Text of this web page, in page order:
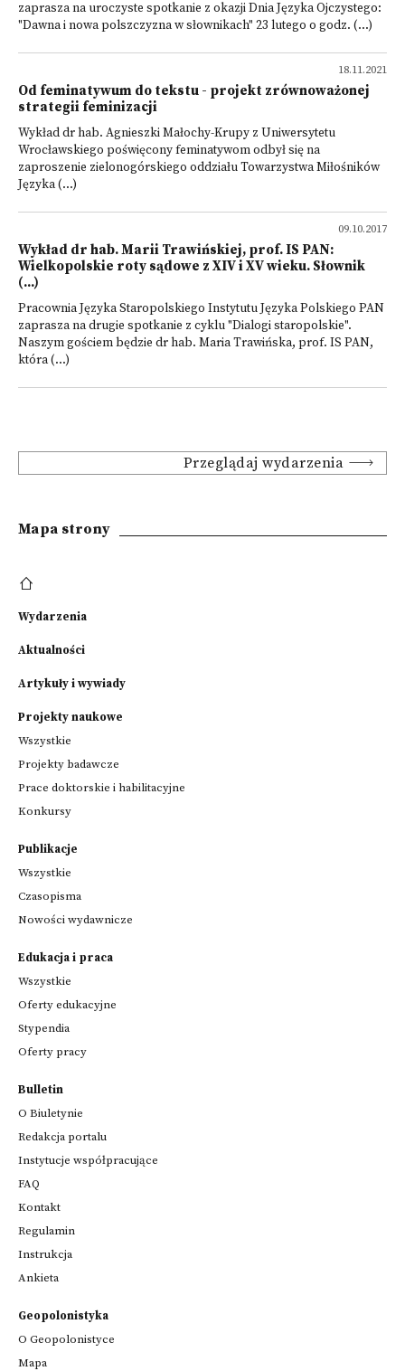
zaprasza na uroczyste spotkanie z okazji Dnia Języka Ojczystego:
"Dawna i nowa polszczyzna w słownikach" 23 lutego o godz. (...)
18.11.2021
Od feminatywum do tekstu - projekt zrównoważonej
strategii feminizacji
Wykład dr hab. Agnieszki Małochy-Krupy z Uniwersytetu
Wrocławskiego poświęcony feminatywom odbył się na
zaproszenie zielonogórskiego oddziału Towarzystwa Miłośników
Języka (...)
09.10.2017
Wykład dr hab. Marii Trawińskiej, prof. IS PAN:
Wielkopolskie roty sądowe z XIV i XV wieku. Słownik
(...)
Pracownia Języka Staropolskiego Instytutu Języka Polskiego PAN
zaprasza na drugie spotkanie z cyklu "Dialogi staropolskie".
Naszym gościem będzie dr hab. Maria Trawińska, prof. IS PAN,
która (...)
Przeglądaj wydarzenia
Mapa strony
Wydarzenia
Aktualności
Artykuły i wywiady
Projekty naukowe
Wszystkie
Projekty badawcze
Prace doktorskie i habilitacyjne
Konkursy
Publikacje
Wszystkie
Czasopisma
Nowości wydawnicze
Edukacja i praca
Wszystkie
Oferty edukacyjne
Stypendia
Oferty pracy
Bulletin
O Biuletynie
Redakcja portalu
Instytucje współpracujące
FAQ
Kontakt
Regulamin
Instrukcja
Ankieta
Geopolonistyka
O Geopolonistyce
Mapa